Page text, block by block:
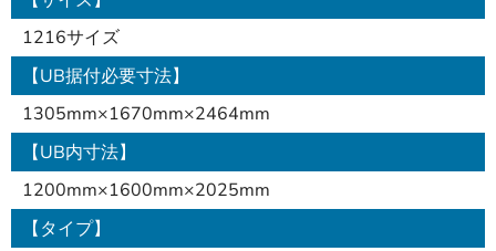
1216サイズ
【UB据付必要寸法】
1305mm×1670mm×2464mm
【UB内寸法】
1200mm×1600mm×2025mm
【タイプ】